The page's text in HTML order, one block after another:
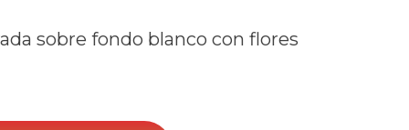
sobre fondo blanco con flores